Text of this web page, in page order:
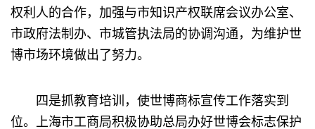
权利人的合作，加强与市知识产权联席会议办公室、
市政府法制办、市城管执法局的协调沟通，为维护世
博市场环境做出了努力。
四是抓教育培训，使世博商标宣传工作落实到
位。上海市工商局积极协助总局办好世博会标志保护